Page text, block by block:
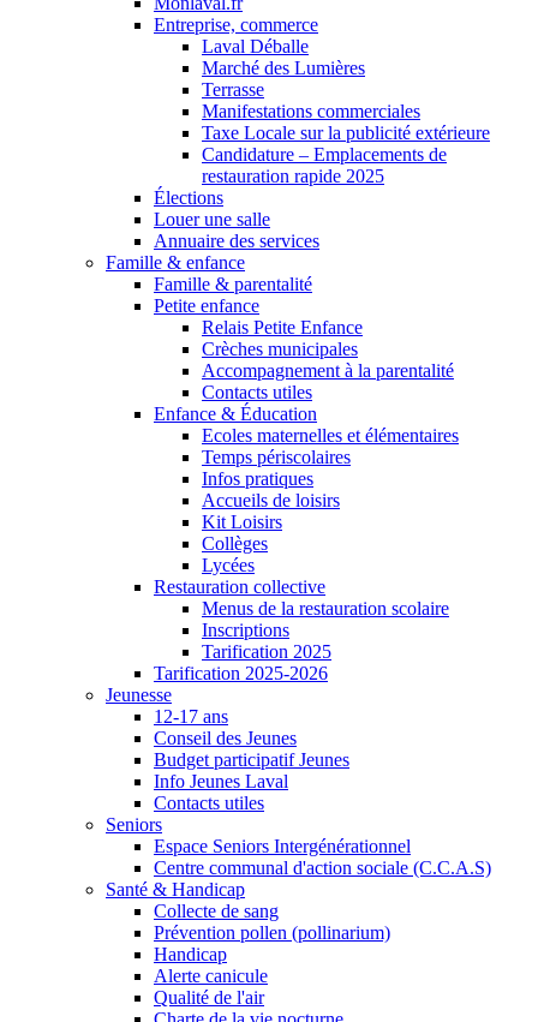
Entreprise, commerce
Laval Déballe
Marché des Lumières
Terrasse
Manifestations commerciales
Taxe Locale sur la publicité extérieure
Candidature – Emplacements de
restauration rapide 2025
Élections
Louer une salle
Annuaire des services
Famille & enfance
Famille & parentalité
Petite enfance
Relais Petite Enfance
Crèches municipales
Accompagnement à la parentalité
Contacts utiles
Enfance & Éducation
Ecoles maternelles et élémentaires
Temps périscolaires
Infos pratiques
Accueils de loisirs
Kit Loisirs
Collèges
Lycées
Restauration collective
Menus de la restauration scolaire
Inscriptions
Tarification 2025
Tarification 2025-2026
Jeunesse
12-17 ans
Conseil des Jeunes
Budget participatif Jeunes
Info Jeunes Laval
Contacts utiles
Seniors
Espace Seniors Intergénérationnel
Centre communal d'action sociale (C.C.A.S)
Santé & Handicap
Collecte de sang
Prévention pollen (pollinarium)
Handicap
Alerte canicule
Qualité de l'air